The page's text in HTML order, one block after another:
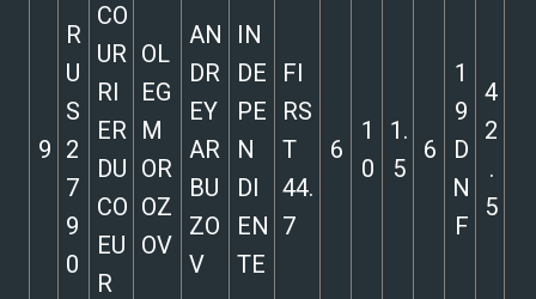
9
R
U
S
2
7
9
0
CO
UR
RI
ER
DU
CO
EU
R
OL
EG
M
OR
OZ
OV
AN
DR
EY
AR
BU
ZO
V
IN
DE
PE
N
DI
EN
TE
FI
RS
T
44.
7
6
1
0
1.
5
6
1
9
D
N
F
4
2
.
5